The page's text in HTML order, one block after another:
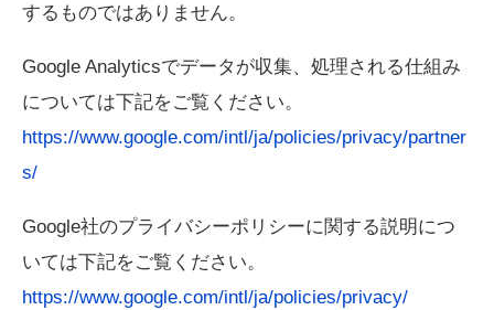
するものではありません。
Google Analyticsでデータが収集、処理される仕組み
については下記をご覧ください。
https://www.google.com/intl/ja/policies/privacy/partner
s/
Google社のプライバシーポリシーに関する説明につ
いては下記をご覧ください。
https://www.google.com/intl/ja/policies/privacy/